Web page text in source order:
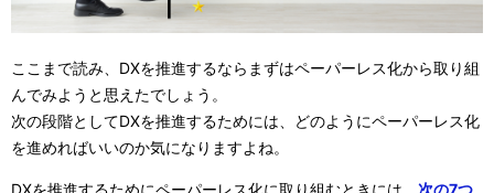
ここまで読み、DXを推進するならまずはペーパーレス化から取り組
んでみようと思えたでしょう。
次の段階としてDXを推進するためには、どのようにペーパーレス化
を進めればいいのか気になりますよね。